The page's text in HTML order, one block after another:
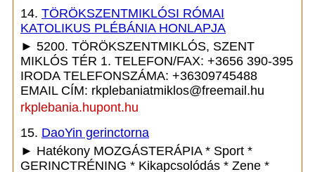
14. TÖRÖKSZENTMIKLÓSI RÓMAI
KATOLIKUS PLÉBÁNIA HONLAPJA
► 5200. TÖRÖKSZENTMIKLÓS, SZENT
MIKLÓS TÉR 1. TELEFON/FAX: +3656 390-395
IRODA TELEFONSZÁMA: +36309745488
EMAIL CÍM: rkplebaniatmiklos@freemail.hu
rkplebania.hupont.hu
15. DaoYin gerinctorna
► Hatékony MOZGÁSTERÁPIA * Sport *
GERINCTRÉNING * Kikapcsolódás * Zene *